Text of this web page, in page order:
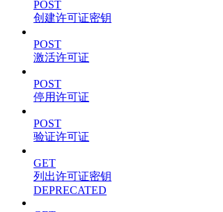
POST
创建许可证密钥
POST
激活许可证
POST
停用许可证
POST
验证许可证
GET
列出许可证密钥
DEPRECATED